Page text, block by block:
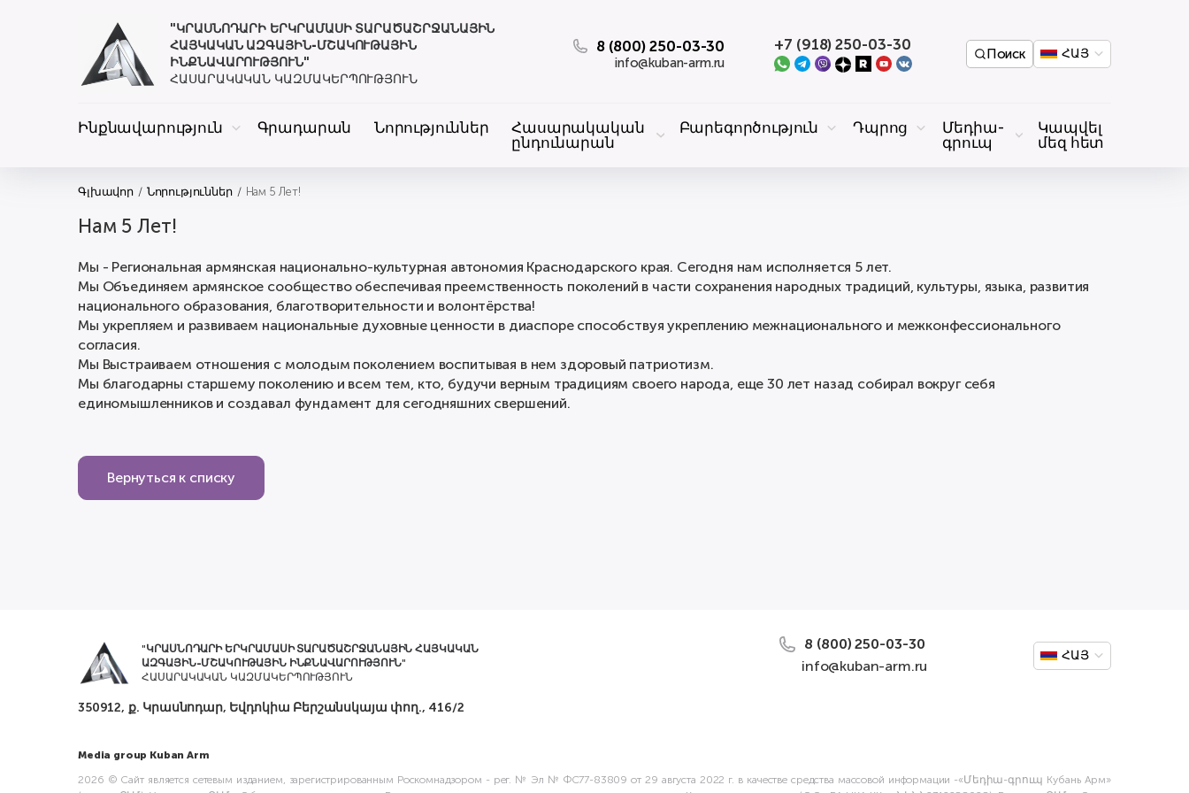
"ԿՐԱՍՆՈԴԱՐԻ ԵՐԿՐԱՄԱՍԻ ՏԱՐԱԾԱՇՐՋԱՆԱՅԻՆ
ՀԱՅԿԱԿԱՆ ԱԶԳԱՅԻՆ-ՄՇԱԿՈՒԹԱՅԻՆ
ԻՆՔՆԱՎԱՐՈՒԹՅՈՒՆ"
ՀԱՍԱՐԱԿԱԿԱՆ ԿԱԶՄԱԿԵՐՊՈՒԹՅՈՒՆ
8 (800) 250-03-30
info@kuban-arm.ru
+7 (918) 250-03-30
Поиск ՀԱՅ
Ինքնավարություն Գրադարան Նորություններ
Հասարակական
ընդունարան
Բարեգործություն Դպրոց
Մեդիա-
գրուպ
Կապվել
մեզ հետ
Գլխավոր Նորություններ Нам 5 Лет!
Нам 5 Лет!
Мы - Региональная армянская национально-культурная автономия Краснодарского края. Сегодня нам исполняется 5 лет.
Мы Объединяем армянское сообщество обеспечивая преемственность поколений в части сохранения народных традиций, культуры, языка, развития
национального образования, благотворительности и волонтёрства!
Мы укрепляем и развиваем национальные духовные ценности в диаспоре способствуя укреплению межнационального и межконфессионального
согласия.
Мы Выстраиваем отношения с молодым поколением воспитывая в нем здоровый патриотизм.
Мы благодарны старшему поколению и всем тем, кто, будучи верным традициям своего народа, еще 30 лет назад собирал вокруг себя
единомышленников и создавал фундамент для сегодняшних свершений.
Вернуться к списку
"ԿՐԱՍՆՈԴԱՐԻ ԵՐԿՐԱՄԱՍԻ ՏԱՐԱԾԱՇՐՋԱՆԱՅԻՆ ՀԱՅԿԱԿԱՆ
ԱԶԳԱՅԻՆ-ՄՇԱԿՈՒԹԱՅԻՆ ԻՆՔՆԱՎԱՐՈՒԹՅՈՒՆ"
ՀԱՍԱՐԱԿԱԿԱՆ ԿԱԶՄԱԿԵՐՊՈՒԹՅՈՒՆ
350912, ք. Կրասնոդար, Եվդոկիա Բերշանսկայա փող., 416/2
8 (800) 250-03-30
info@kuban-arm.ru
ՀԱՅ
Media group Kuban Arm
2026 © Сайт является сетевым изданием, зарегистрированным Роскомнадзором - рег. № Эл № ФС77-83809 от 29 августа 2022 г. в качестве средства массовой информации -«Մեդիա-գրուպ Кубань Арм»